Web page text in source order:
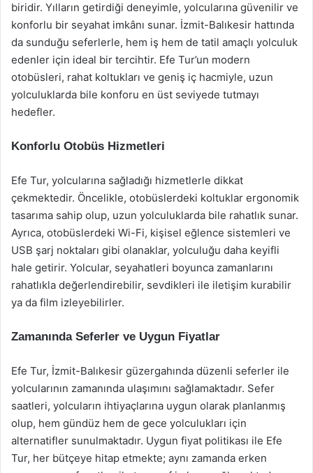
biridir. Yılların getirdiği deneyimle, yolcularına güvenilir ve
konforlu bir seyahat imkânı sunar. İzmit-Balıkesir hattında
da sunduğu seferlerle, hem iş hem de tatil amaçlı yolculuk
edenler için ideal bir tercihtir. Efe Tur’un modern
otobüsleri, rahat koltukları ve geniş iç hacmiyle, uzun
yolculuklarda bile konforu en üst seviyede tutmayı
hedefler.
Konforlu Otobüs Hizmetleri
Efe Tur, yolcularına sağladığı hizmetlerle dikkat
çekmektedir. Öncelikle, otobüslerdeki koltuklar ergonomik
tasarıma sahip olup, uzun yolculuklarda bile rahatlık sunar.
Ayrıca, otobüslerdeki Wi-Fi, kişisel eğlence sistemleri ve
USB şarj noktaları gibi olanaklar, yolculuğu daha keyifli
hale getirir. Yolcular, seyahatleri boyunca zamanlarını
rahatlıkla değerlendirebilir, sevdikleri ile iletişim kurabilir
ya da film izleyebilirler.
Zamanında Seferler ve Uygun Fiyatlar
Efe Tur, İzmit-Balıkesir güzergahında düzenli seferler ile
yolcularının zamanında ulaşımını sağlamaktadır. Sefer
saatleri, yolcuların ihtiyaçlarına uygun olarak planlanmış
olup, hem gündüz hem de gece yolculukları için
alternatifler sunulmaktadır. Uygun fiyat politikası ile Efe
Tur, her bütçeye hitap etmekte; aynı zamanda erken